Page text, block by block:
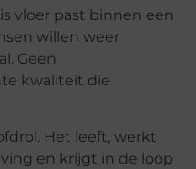
vloer past binnen een
willen weer
Geen
kwaliteit die
Het leeft, werkt
en krijgt in de loop